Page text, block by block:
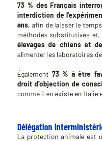
73 % des Français
interdiction de
ans, afin de laisser le
méthodes substitutives et,
élevages de chiens et
alimenter les laboratoires
Également 73 % à être
droit d’objection de
comme il en existe en Italie
Délégation
La protection animale est